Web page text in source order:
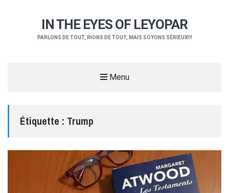
IN THE EYES OF LEYOPAR
PARLONS DE TOUT, RIONS DE TOUT, MAIS SOYONS SÉRIEUX!!!
Menu
Étiquette : Trump